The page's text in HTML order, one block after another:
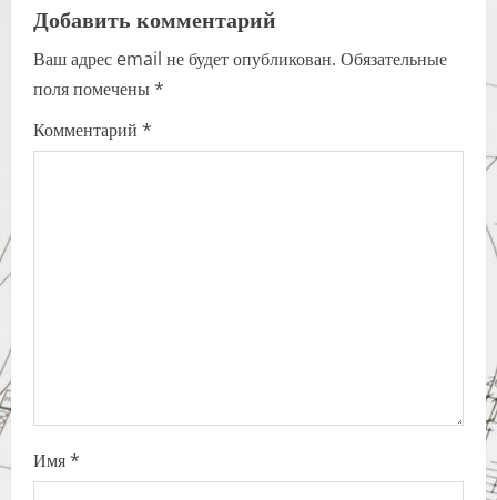
a
v
i
g
Добавить комментарий
Ваш адрес email не будет опубликован. Обязательные
поля помечены*
Комментарий *
Имя*